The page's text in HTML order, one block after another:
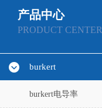
产品中心
PRODUCT CENTER
burkert
burkert电导率